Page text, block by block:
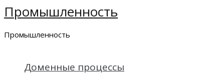
Перейти
содержимому
Промышленность
Промышленность
Доменные процессы